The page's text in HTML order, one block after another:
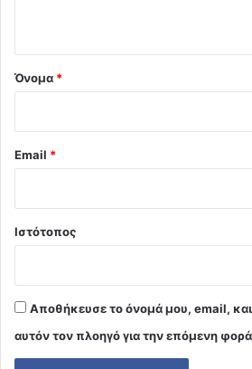
Όνομα *
Email *
Ιστότοπος
Αποθήκευσε το όνομά μου, email,
αυτόν τον πλοηγό για την επόμενη